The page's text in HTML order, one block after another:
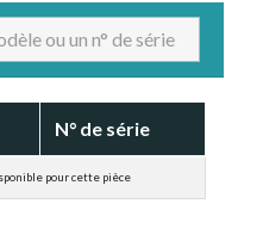
N° de série